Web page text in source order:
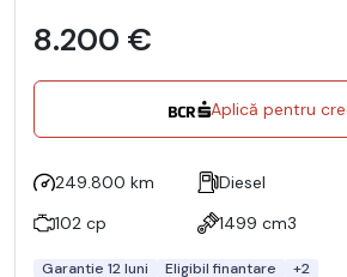
8.200 €
Aplică pentru
249.800 km Diesel
102 cp
1499 cm3
Garantie 12 luni Eligibil finantare +2